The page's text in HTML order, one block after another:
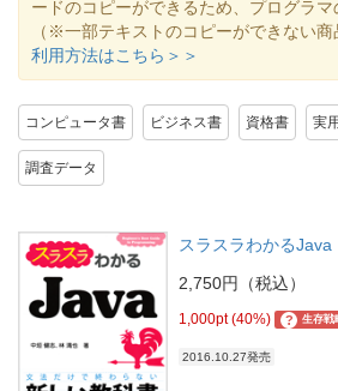
ードのコピーができるため、プログラマ
（※一部テキストのコピーができない商
利用方法はこちら＞＞
コンピュータ書 ビジネス書 資格書 実
調査データ
スラスラわかるJava
2,750円（税込）
1,000pt (40%) ? 生存戦
2016.10.27発売